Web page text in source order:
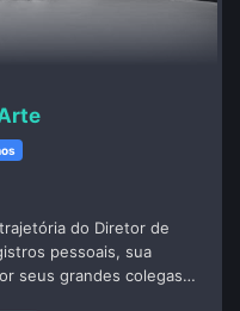
do Diretor de
pessoais, sua
seus grandes colegas